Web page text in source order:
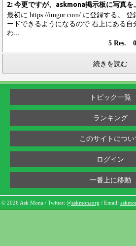
2: 今更ですが、askmona掲示板に写真
最初に https://imgur.com/ に登録する。
ードできるようになるので 右上にある自
わ...
5 Res.
続きを読む
トピック一覧
ランキング
このサイトについ
ログイン
一番上に移動
© 2026 Ask Mona / Twitter: @askmonaorg / Email: